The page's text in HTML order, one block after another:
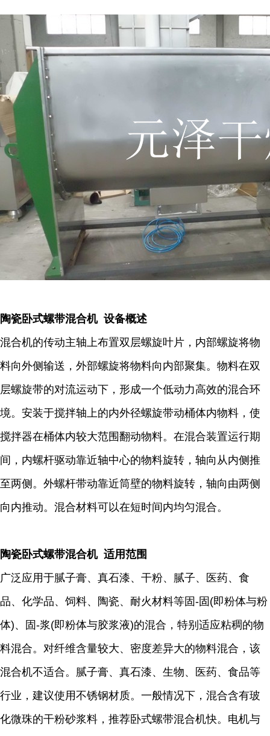
陶瓷卧式螺带混合机 设备概述
混合机的传动主轴上布置双层螺旋叶片，内部螺旋将物
料向外侧输送，外部螺旋将物料向内部聚集。物料在双
层螺旋带的对流运动下，形成一个低动力高效的混合环
境。安装于搅拌轴上的内外径螺旋带动桶体内物料，使
搅拌器在桶体内较大范围翻动物料。在混合装置运行期
间，内螺杆驱动靠近轴中心的物料旋转，轴向从内侧推
至两侧。外螺杆带动靠近筒壁的物料旋转，轴向由两侧
向内推动。混合材料可以在短时间内均匀混合。
陶瓷卧式螺带混合机 适用范围
广泛应用于腻子膏、真石漆、干粉、腻子、医药、食
品、化学品、饲料、陶瓷、耐火材料等固-固(即粉体与粉
体)、固-浆(即粉体与胶浆液)的混合，特别适应粘稠的物
料混合。对纤维含量较大、密度差异大的物料混合，该
混合机不适合。腻子膏、真石漆、生物、医药、食品等
行业，建议使用不锈钢材质。一般情况下，混合含有玻
化微珠的干粉砂浆料，推荐卧式螺带混合机快。电机与